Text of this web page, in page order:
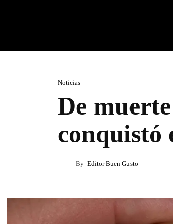
Noticias
De
conquistó
By Editor Buen Gusto